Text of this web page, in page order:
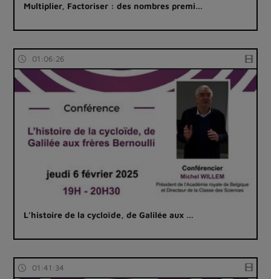
Multiplier, Factoriser : des nombres premi…
01:06:26
L’histoire de la cycloïde, de Galilée aux …
01:41:34